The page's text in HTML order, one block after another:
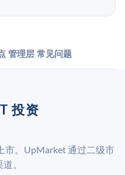
管理层 常见问题
投资
市。UpMarket 通过二级市
。